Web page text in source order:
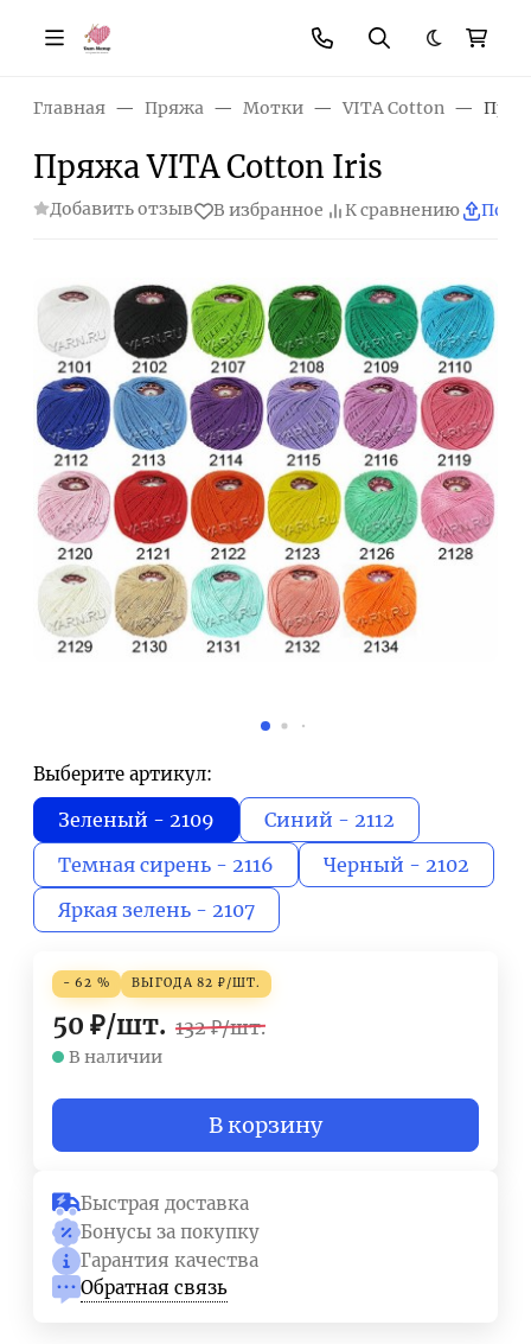
Темная
Главная Пряжа Мотки VITA Cotton
Пряжа VITA Cotton Iris
Добавить отзыв В избранное К сравнению
Выберите артикул:
Зеленый - 2109
Синий - 2112
Темная сирень - 2116
Черный - 2102
Яркая зелень - 2107
- 62 % ВЫГОДА 82 ₽/ШТ.
50 ₽/шт. 132 ₽/шт.
В наличии
В корзину
Быстрая доставка
Бонусы за покупку
Гарантия качества
Обратная связь